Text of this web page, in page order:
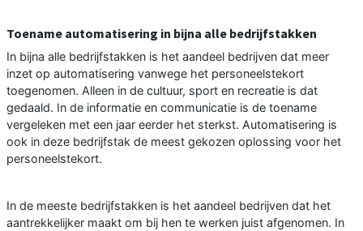
Toename automatisering in bijna alle bedrijfstakken
In bijna alle bedrijfstakken is het aandeel bedrijven dat meer
inzet op automatisering vanwege het personeelstekort
toegenomen. Alleen in de cultuur, sport en recreatie is dat
gedaald. In de informatie en communicatie is de toename
vergeleken met een jaar eerder het sterkst. Automatisering is
ook in deze bedrijfstak de meest gekozen oplossing voor het
personeelstekort.
In de meeste bedrijfstakken is het aandeel bedrijven dat het
aantrekkelijker maakt om bij hen te werken juist afgenomen. In